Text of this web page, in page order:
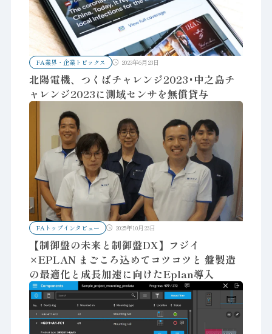
FA業界・企業トピックス 2023年6月23日
北陽電機、つくばチャレンジ2023･中之島チ
ャレンジ2023に測域センサを無償貸与
FAトップインタビュー 2025年10月23日
【制御盤の未来と制御盤DX】フジイ
×EPLAN まごころ込めてコツコツと 盤製造
の最適化と成長加速に向けたEplan導入